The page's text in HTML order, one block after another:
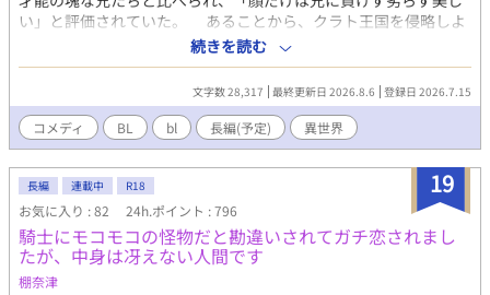
い」と評価されていた。 あることから、クラト王国を侵略しよ
うとする存在を知る。 しかし顔だけ評価されているシャクヤの
言葉を信じる人なんていない。 信頼してもらうため、いろんな
ことを頑張る！！シャクヤの話。 初めてこのように作品を書いて
います。親のような気持ちで呼んでくださると幸いです。 最初は
BL要素少ないかもです。 コメディ寄りにしたいです。
続きを読む
文字数 28,317 最終更新日 2026.8.6 登録日 2026.7.15
コメディ BL bl 長編(予定) 異世界
19
長編 連載中 R18
お気に入り : 82 24h.ポイント : 796
騎士にモコモコの怪物だと勘違いされてガチ恋されまし
たが、中身は冴えない人間です
棚奈津